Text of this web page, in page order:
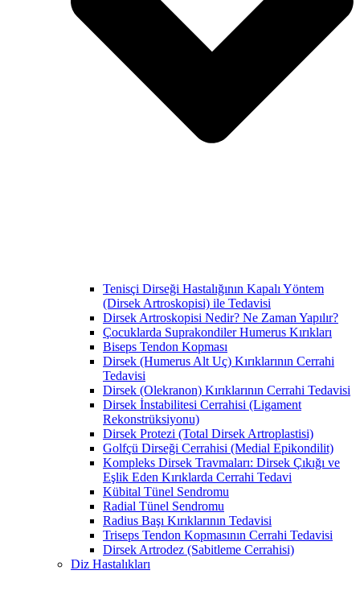
Tenisçi Dirseği Hastalığının Kapalı Yöntem
(Dirsek Artroskopisi) ile Tedavisi
Dirsek Artroskopisi Nedir? Ne Zaman Yapılır?
Çocuklarda Suprakondiler Humerus Kırıkları
Biseps Tendon Kopması
Dirsek (Humerus Alt Uç) Kırıklarının Cerrahi
Tedavisi
Dirsek (Olekranon) Kırıklarının Cerrahi Tedavisi
Dirsek İnstabilitesi Cerrahisi (Ligament
Rekonstrüksiyonu)
Dirsek Protezi (Total Dirsek Artroplastisi)
Golfçü Dirseği Cerrahisi (Medial Epikondilit)
Kompleks Dirsek Travmaları: Dirsek Çıkığı ve
Eşlik Eden Kırıklarda Cerrahi Tedavi
Kübital Tünel Sendromu
Radial Tünel Sendromu
Radius Başı Kırıklarının Tedavisi
Triseps Tendon Kopmasının Cerrahi Tedavisi
Dirsek Artrodez (Sabitleme Cerrahisi)
Diz Hastalıkları